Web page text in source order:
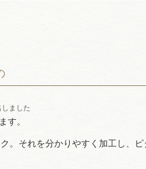
ました
す。
。それを分かりやすく加工し、